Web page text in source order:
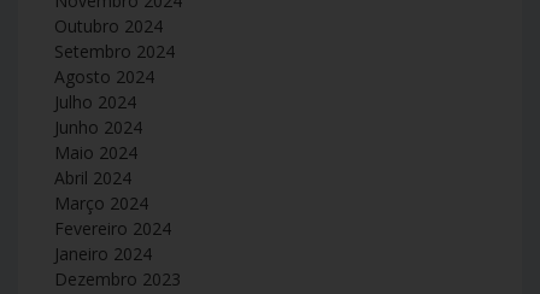
Outubro 2024
Setembro 2024
Agosto 2024
Julho 2024
Junho 2024
Maio 2024
Abril 2024
Março 2024
Fevereiro 2024
Janeiro 2024
Dezembro 2023